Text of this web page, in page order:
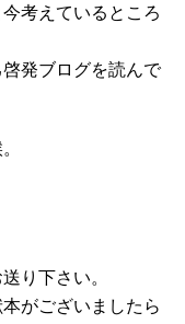
考えているところ
発ブログを読んで
り下さい。
がございましたら